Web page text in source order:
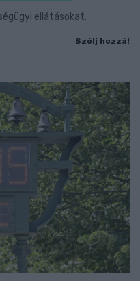
ellátásokat.
Szólj hozzá!